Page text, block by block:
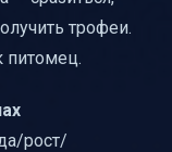
трофеи.
питомец.
рост/